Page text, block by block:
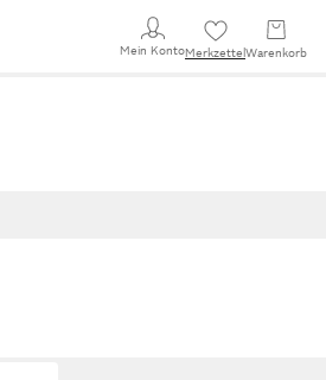
Mein KontoMerkzettel Warenkorb